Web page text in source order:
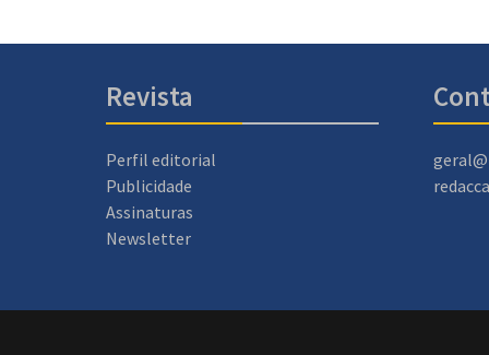
Revista
Perfil editorial
Publicidade
Assinaturas
Newsletter